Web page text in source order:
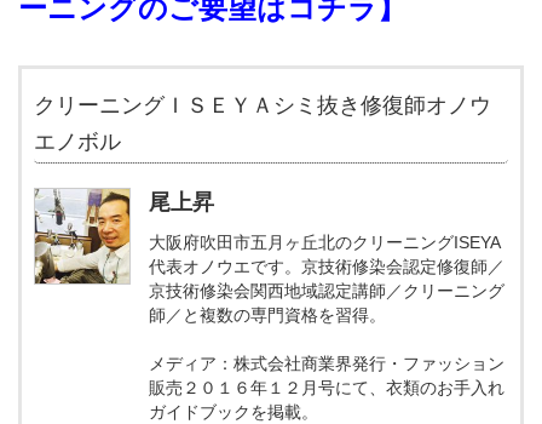
ーニングのご要望はコチラ 】
クリーニングＩＳＥＹＡシミ抜き修復師オノウ
エノボル
尾上昇
大阪府吹田市五月ヶ丘北のクリーニングISEYA
代表オノウエです。京技術修染会認定修復師／
京技術修染会関西地域認定講師／クリーニング
師／と複数の専門資格を習得。
メディア：株式会社商業界発行・ファッション
販売２０１６年１２月号にて、衣類のお手入れ
ガイドブックを掲載。